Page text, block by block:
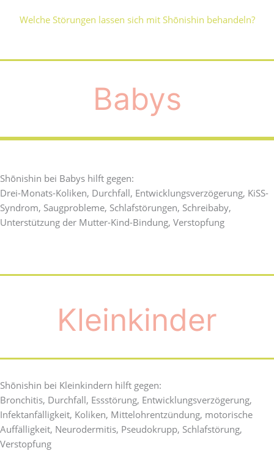
Welche Störungen lassen sich mit Shōnishin behandeln?
Babys
Shōnishin bei Babys hilft gegen:
Drei-Monats-Koliken, Durchfall, Entwicklungsverzögerung, KiSS-
Syndrom, Saugprobleme, Schlafstörungen, Schreibaby,
Unterstützung der Mutter-Kind-Bindung, Verstopfung
Kleinkinder
Shōnishin bei Kleinkindern hilft gegen:
Bronchitis, Durchfall, Essstörung, Entwicklungsverzögerung,
Infektanfälligkeit, Koliken, Mittelohrentzündung, motorische
Auffälligkeit, Neurodermitis, Pseudokrupp, Schlafstörung,
Verstopfung